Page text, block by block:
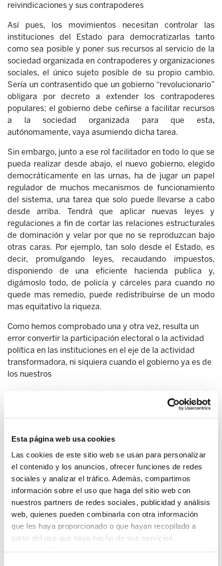
Esta página web usa cookies
Las cookies de este sitio web se usan para personalizar
el contenido y los anuncios, ofrecer funciones de redes
sociales y analizar el tráfico. Además, compartimos
información sobre el uso que haga del sitio web con
nuestros partners de redes sociales, publicidad y análisis
web, quienes pueden combinarla con otra información
que les haya proporcionado o que hayan recopilado a
partir del uso que haya hecho de sus servicios.
reivindicaciones y sus contrapoderes
Así pues, los movimientos necesitan controlar las
instituciones del Estado para democratizarlas tanto
como sea posible y poner sus recursos al servicio de la
sociedad organizada en contrapoderes y organizaciones
sociales, el único sujeto posible de su propio cambio.
Sería un contrasentido que un gobierno “revolucionario”
obligara por decreto a extender los contrapoderes
populares; el gobierno debe ceñirse a facilitar recursos
a la sociedad organizada para que esta,
autónomamente, vaya asumiendo dicha tarea.
Sin embargo, junto a ese rol facilitador en todo lo que se
pueda realizar desde abajo, el nuevo gobierno, elegido
democráticamente en las urnas, ha de jugar un papel
regulador de muchos mecanismos de funcionamiento
del sistema, una tarea que solo puede llevarse a cabo
desde arriba. Tendrá que aplicar nuevas leyes y
regulaciones a fin de cortar las relaciones estructurales
de dominación y velar por que no se reproduzcan bajo
otras caras. Por ejemplo, tan solo desde el Estado, es
decir, promulgando leyes, recaudando impuestos,
disponiendo de una eficiente hacienda publica y,
digámoslo todo, de policía y cárceles para cuando no
quede mas remedio, puede redistribuirse de un modo
mas equitativo la riqueza.
Como hemos comprobado una y otra vez, resulta un
error convertir la participación electoral o la actividad
política en las instituciones en el eje de la actividad
transformadora, ni siquiera cuando el gobierno ya es de
los nuestros
Ahora bien, estamos hablando tan solo de un episodio,
el de la toma de poder del Estado, en el marco de un
proceso de transformación mas largo, con su antes y su
frentes de lucha propuestos, el electoral e institucional,
dentro de una estrategia de transformación más
general, que tiene que seguir contando con los
contrapoderes y los movimientos como actores que no
sólo vigilan al gobierno amigo, sino que siguen
desplegando sus reivindicaciones y sus contrapoderes.
Como hemos comprobado una y otra vez, resulta un
error convertir la participación electoral o la actividad
política en las instituciones en el eje de la actividad